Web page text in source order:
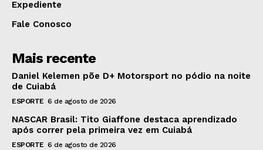
Expediente
Fale Conosco
Mais recente
Daniel Kelemen põe D+ Motorsport no pódio na noite
de Cuiabá
ESPORTE 6 de agosto de 2026
NASCAR Brasil: Tito Giaffone destaca aprendizado
após correr pela primeira vez em Cuiabá
ESPORTE 6 de agosto de 2026